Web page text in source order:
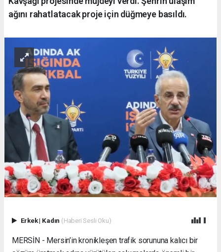
ağını rahatlatacak proje için düğmeye basıldı.
Erkek| Kadın (Haberi Sesli Oku)
MERSİN - Mersin’in kronikleşen trafik sorununa kalıcı bir